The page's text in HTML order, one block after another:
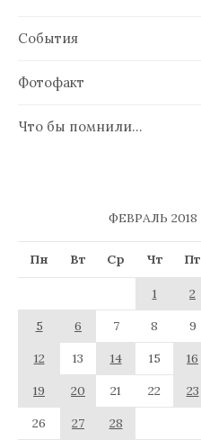
События
Фотофакт
Что бы помнили…
ФЕВРАЛЬ 2018
Пн Вт Ср Чт Пт
1 2
5
6 7 8 9
12
13 14 15 16
19
20 21 22 23
26
27 28